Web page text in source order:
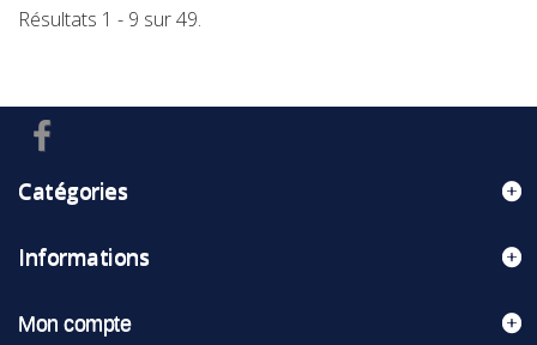
Résultats 1 - 9 sur 49.
Catégories
Informations
Mon compte